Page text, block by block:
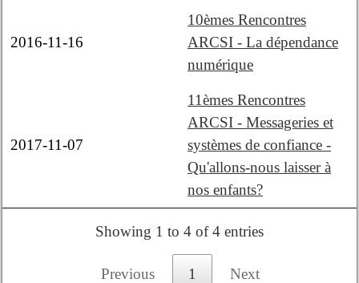
2016-11-16
10èmes Rencontres
ARCSI - La dépendance
numérique
2017-11-07
11èmes Rencontres
ARCSI - Messageries et
systèmes de confiance -
Qu'allons-nous laisser à
nos enfants?
Showing 1 to 4 of 4 entries
Previous 1 Next